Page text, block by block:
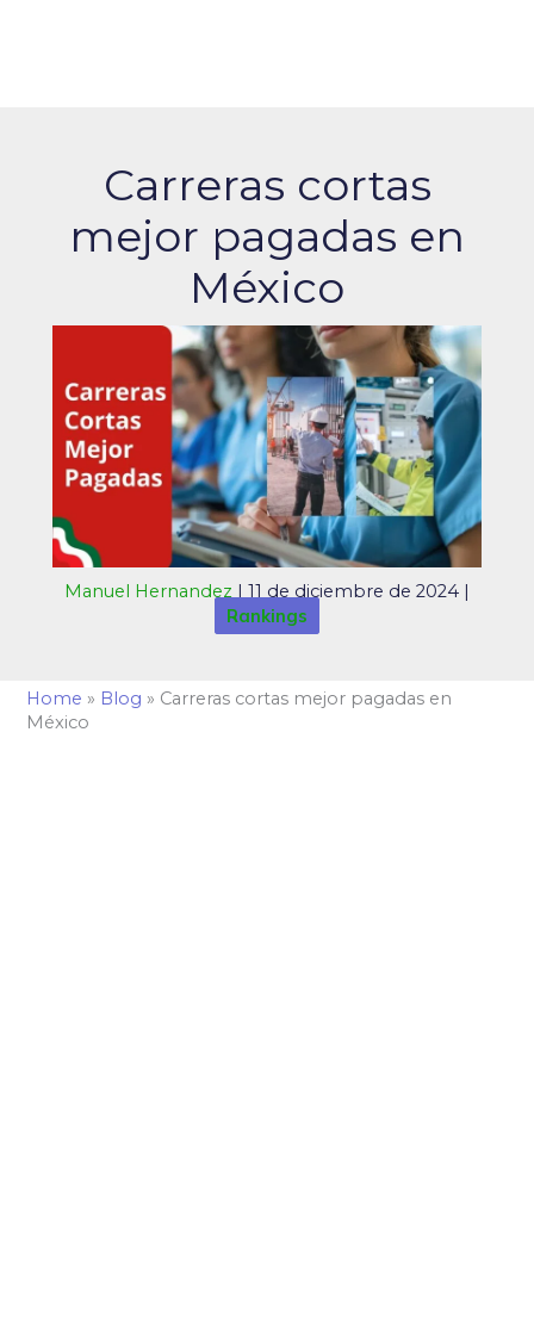
Carreras cortas
mejor pagadas en
México
Manuel Hernandez | 11 de diciembre de 2024 |
Rankings
Home » Blog » Carreras cortas mejor pagadas en
México